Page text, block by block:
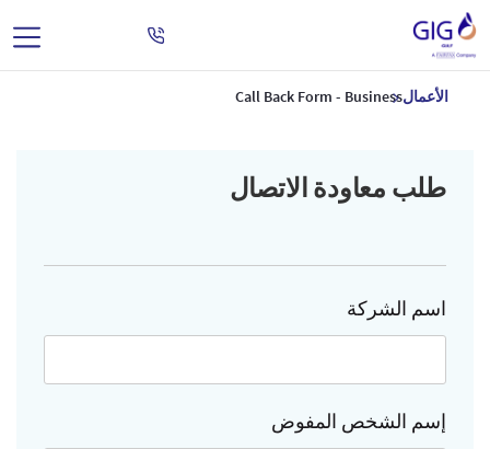
الأعمالCall Back Form - Business
طلب معاودة الاتصال
اسم الشركة
إسم الشخص المفوض